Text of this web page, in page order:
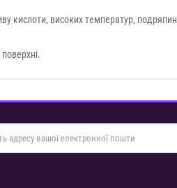
високих температур,